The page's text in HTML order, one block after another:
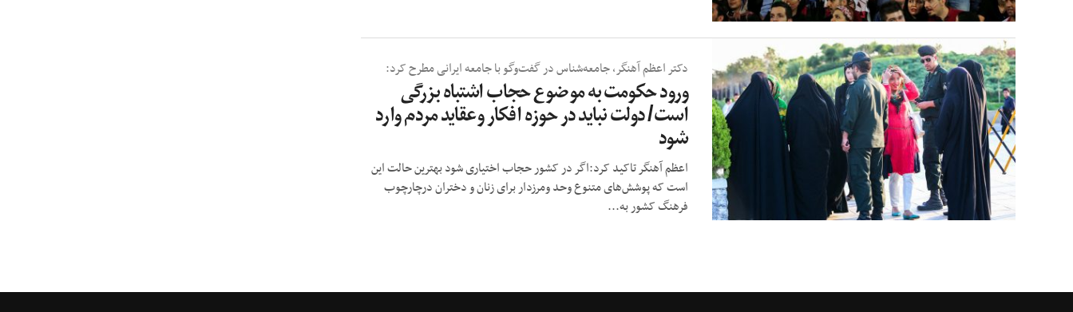
دکتر اعظم آهنگر، جامعه‌شناس در گفت‌وگو با جامعه ایرانی مطرح کرد:
ورود حکومت به موضوع حجاب اشتباه بزرگی
است/ دولت نباید در حوزه افکار وعقاید مردم وارد
شود
اعظم آهنگر تاکید کرد:اگر در کشور حجاب اختیاری شود بهترین حالت این
است که پوشش‌های متنوع وحد ومرزدار برای زنان و دختران درچارچوب
فرهنگ کشور به...